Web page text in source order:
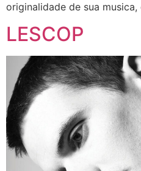
originalidade de sua
LESCOP